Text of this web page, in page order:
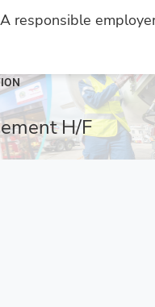
A responsible
H/F